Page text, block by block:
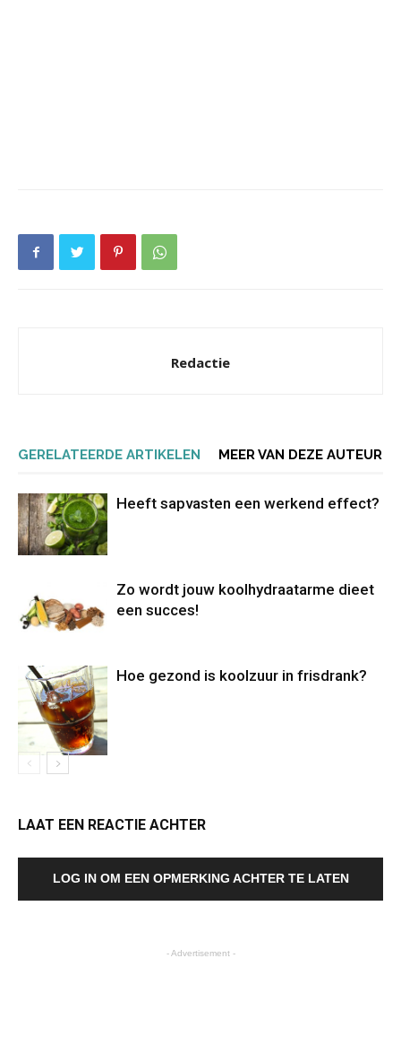
Redactie
GERELATEERDE ARTIKELEN MEER VAN DEZE AUTEUR
Heeft sapvasten een werkend effect?
Zo wordt jouw koolhydraatarme dieet
een succes!
Hoe gezond is koolzuur in frisdrank?
LAAT EEN REACTIE ACHTER
LOG IN OM EEN OPMERKING ACHTER TE LATEN
- Advertisement -